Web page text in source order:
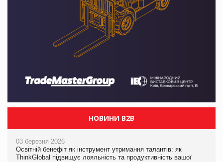
НОВИНИ B2B
03 березня 2026
Освітній бенефіт як інструмент утримання талантів: як
ThinkGlobal підвищує лояльність та продуктивність вашої